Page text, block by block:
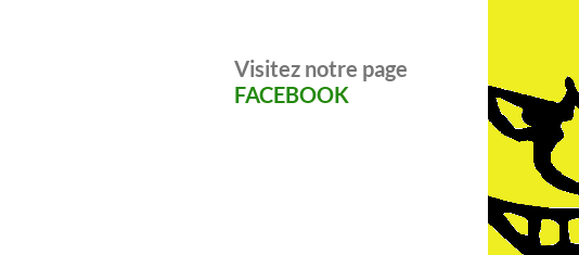
Visitez notre page
FACEBOOK